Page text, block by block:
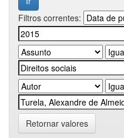
Filtros correntes:
Retornar valores